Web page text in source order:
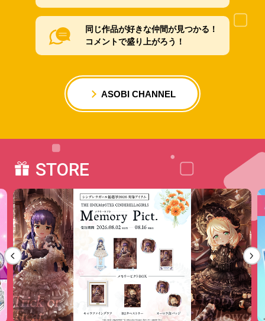
同じ作品が好きな仲間が見つかる！
コメントで盛り上がろう！
ASOBI CHANNEL
STORE